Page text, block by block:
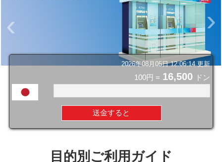
‹ ›
2026年08月05日 12:06:14 更新
100円 = 16,500 ドン
送金すると
目的別ご利用ガイド